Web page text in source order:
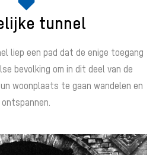
tunnel
liep een pad dat de enige toegang
bevolking om in dit deel van de
woonplaats te gaan wandelen en
ontspannen.